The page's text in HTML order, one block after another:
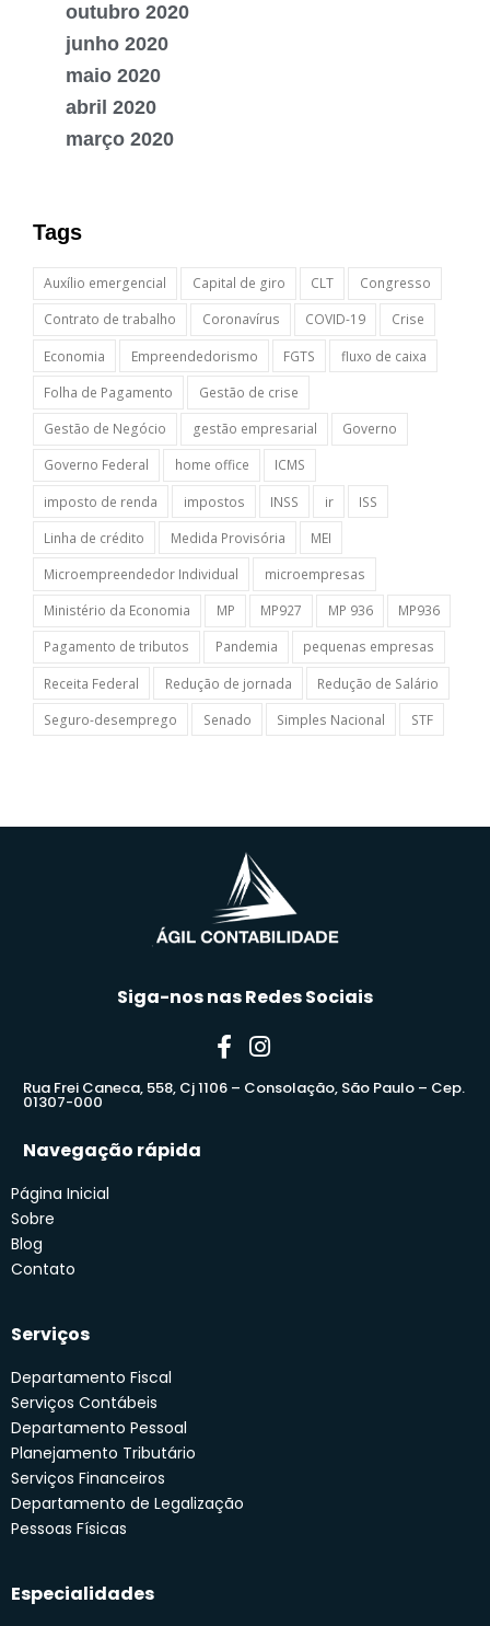
outubro 2020
junho 2020
maio 2020
abril 2020
março 2020
Tags
Auxílio emergencial Capital de giro CLT
Congresso
Contrato de trabalho
Coronavírus COVID-19
Crise
Economia
Empreendedorismo FGTS
fluxo de caixa
Folha de Pagamento
Gestão de crise
Gestão de Negócio
gestão empresarial
Governo
Governo Federal
home office
ICMS
imposto de renda
impostos INSS ir
ISS
Linha de crédito
Medida Provisória
MEI
Microempreendedor Individual
microempresas
Ministério da Economia
MP MP927 MP 936
MP936
Pagamento de tributos
Pandemia
pequenas empresas
Receita Federal
Redução de jornada
Redução de Salário
Seguro-desemprego
Senado Simples Nacional STF
Siga-nos nas Redes Sociais
Rua Frei Caneca, 558, Cj 1106 – Consolação, São Paulo – Cep.
01307-000
Navegação rápida
Página Inicial
Sobre
Blog
Contato
Serviços
Departamento Fiscal
Serviços Contábeis
Departamento Pessoal
Planejamento Tributário
Serviços Financeiros
Departamento de Legalização
Pessoas Físicas
Especialidades